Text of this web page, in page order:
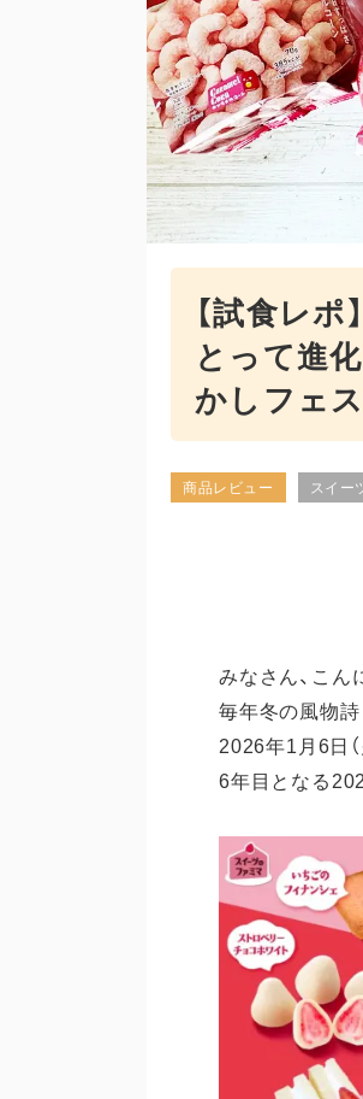
【試食レ
とって進
かしフェス
商品レビュー スイー
みなさん、こん
毎年冬の風物
2026年1月6日
6年目となる